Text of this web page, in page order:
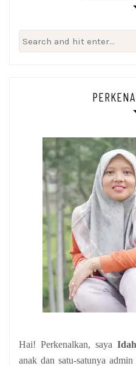
Search
for:
Hai! Perkenalkan, saya
anak dan satu-satunya